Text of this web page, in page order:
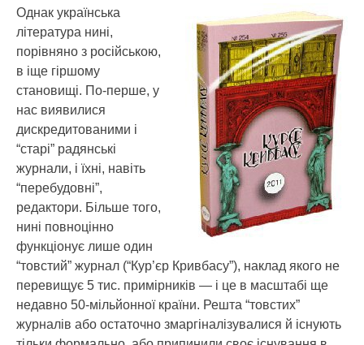
Однак українська
література нині,
порівняно з російською,
в іще гіршому
становищі. По-перше, у
нас виявилися
дискредитованими і
“старі” радянські
журнали, і їхні, навіть
“перебудовні”,
редактори. Більше того,
нині повноцінно
функціонує лише один
“товстий” журнал (“Кур’єр Кривбасу”), наклад якого не
перевищує 5 тис. примірників — і це в масштабі ще
недавно 50-мільйонної країни. Решта “товстих”
журналів або остаточно змаргіналізувалися й існують